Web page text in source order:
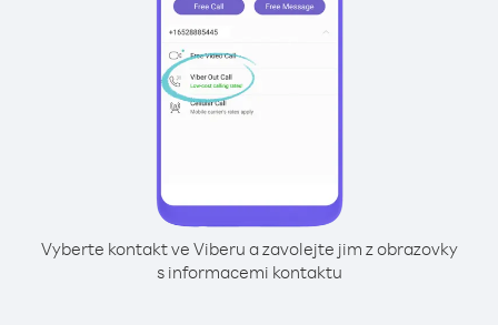
Vyberte kontakt ve Viberu a zavolejte jim z obrazovky
s informacemi kontaktu